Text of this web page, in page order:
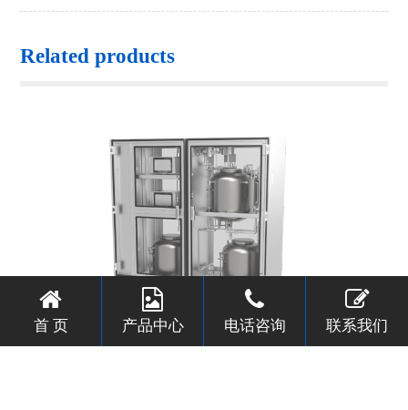
Related products
首 页 产品中心 电话咨询 联系我们